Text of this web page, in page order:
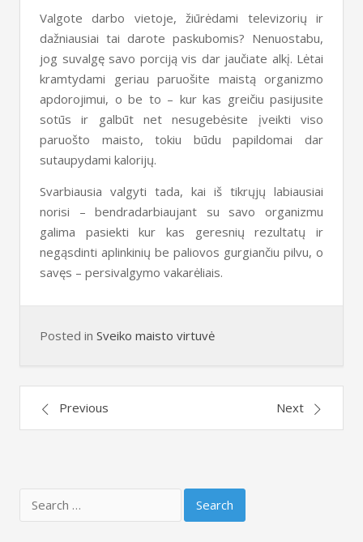
Valgote darbo vietoje, žiūrėdami televizorių ir
dažniausiai tai darote paskubomis? Nenuostabu,
jog suvalgę savo porciją vis dar jaučiate alkį. Lėtai
kramtydami geriau paruošite maistą organizmo
apdorojimui, o be to – kur kas greičiu pasijusite
sotūs ir galbūt net nesugebėsite įveikti viso
paruošto maisto, tokiu būdu papildomai dar
sutaupydami kalorijų.
Svarbiausia valgyti tada, kai iš tikrųjų labiausiai
norisi – bendradarbiaujant su savo organizmu
galima pasiekti kur kas geresnių rezultatų ir
negąsdinti aplinkinių be paliovos gurgiančiu pilvu, o
savęs – persivalgymo vakarėliais.
Posted in Sveiko maisto virtuvė
PostPrevious Next
for: